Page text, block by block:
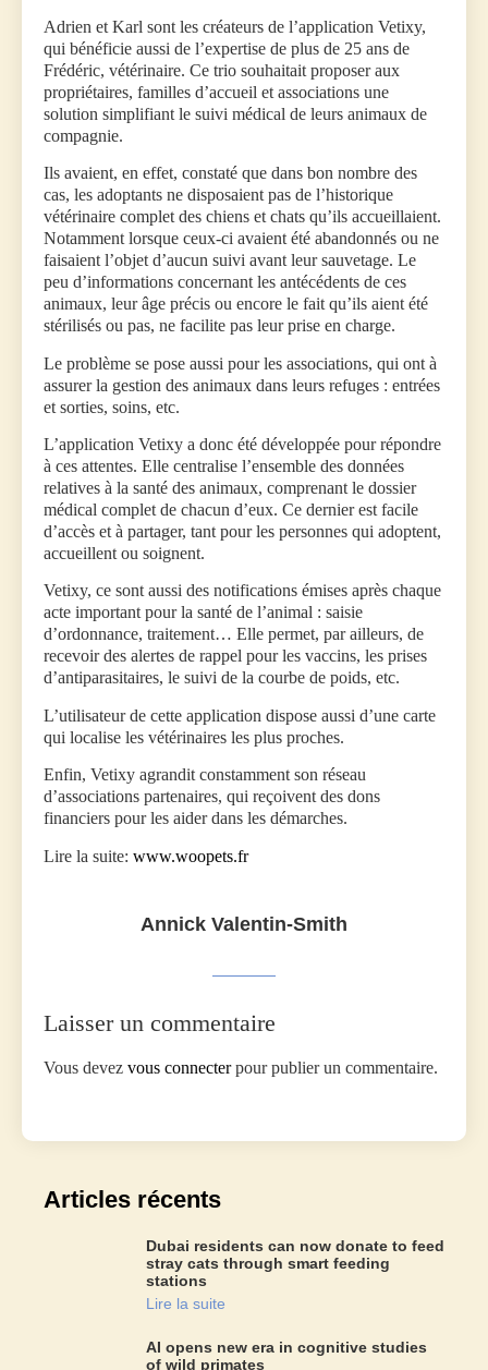
Adrien et Karl sont les créateurs de l’application Vetixy,
qui bénéficie aussi de l’expertise de plus de 25 ans de
Frédéric, vétérinaire. Ce trio souhaitait proposer aux
propriétaires, familles d’accueil et associations une
solution simplifiant le suivi médical de leurs animaux de
compagnie.
Ils avaient, en effet, constaté que dans bon nombre des
cas, les adoptants ne disposaient pas de l’historique
vétérinaire complet des chiens et chats qu’ils accueillaient.
Notamment lorsque ceux-ci avaient été abandonnés ou ne
faisaient l’objet d’aucun suivi avant leur sauvetage. Le
peu d’informations concernant les antécédents de ces
animaux, leur âge précis ou encore le fait qu’ils aient été
stérilisés ou pas, ne facilite pas leur prise en charge.
Le problème se pose aussi pour les associations, qui ont à
assurer la gestion des animaux dans leurs refuges : entrées
et sorties, soins, etc.
L’application Vetixy a donc été développée pour répondre
à ces attentes. Elle centralise l’ensemble des données
relatives à la santé des animaux, comprenant le dossier
médical complet de chacun d’eux. Ce dernier est facile
d’accès et à partager, tant pour les personnes qui adoptent,
accueillent ou soignent.
Vetixy, ce sont aussi des notifications émises après chaque
acte important pour la santé de l’animal : saisie
d’ordonnance, traitement… Elle permet, par ailleurs, de
recevoir des alertes de rappel pour les vaccins, les prises
d’antiparasitaires, le suivi de la courbe de poids, etc.
L’utilisateur de cette application dispose aussi d’une carte
qui localise les vétérinaires les plus proches.
Enfin, Vetixy agrandit constamment son réseau
d’associations partenaires, qui reçoivent des dons
financiers pour les aider dans les démarches.
Lire la suite: www.woopets.fr
Annick Valentin-Smith
Laisser un commentaire
Vous devez vous connecterpour publier un commentaire.
Articles récents
Dubai residents can now donate to feed
stray cats through smart feeding
stations
Lire la suite
AI opens new era in cognitive studies
of wild primates